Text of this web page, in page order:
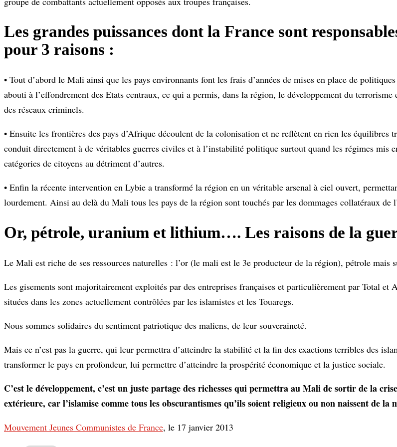
Les grandes puissances dont la France sont
pour 3 raisons :
• Tout d’abord le Mali ainsi que les pays environnants font les frais d’années de mises en place de
abouti à l’effondrement des Etats centraux, ce qui a permis, dans la région, le développement du terrorisme
des réseaux criminels.
• Ensuite les frontières des pays d’Afrique découlent de la colonisation et ne reflètent en rien les équilibres
conduit directement à de véritables guerres civiles et à l’instabilité politique surtout quand les régimes mis
catégories de citoyens au détriment d’autres.
• Enfin la récente intervention en Lybie a transformé la région en un véritable arsenal à ciel ouvert,
lourdement. Ainsi au delà du Mali tous les pays de la région sont touchés par les dommages collatéraux de
Or, pétrole, uranium et lithium…. Les raisons de la
Le Mali est riche de ses ressources naturelles : l’or (le mali est le 3e producteur de la région), pétrole mais
Les gisements sont majoritairement exploités par des entreprises françaises et particulièrement par Total et
situées dans les zones actuellement contrôlées par les islamistes et les Touaregs.
Nous sommes solidaires du sentiment patriotique des maliens, de leur souveraineté.
Mais ce n’est pas la guerre, qui leur permettra d’atteindre la stabilité et la fin des exactions terribles des
transformer le pays en profondeur, lui permettre d’atteindre la prospérité économique et la justice sociale.
C’est le développement, c’est un juste partage des richesses qui permettra au Mali de sortir de la
extérieure, car l’islamise comme tous les obscurantismes qu’ils soient religieux ou non naissent de la
Mouvement Jeunes Communistes de France, le 17 janvier 2013